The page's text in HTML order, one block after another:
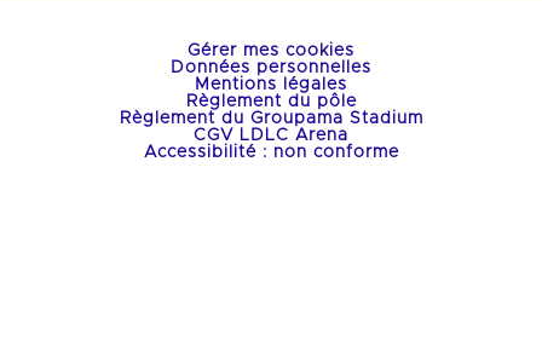
Gérer mes cookies
Données personnelles
Mentions légales
Règlement du pôle
Règlement du Groupama Stadium
CGV LDLC Arena
Accessibilité : non conforme